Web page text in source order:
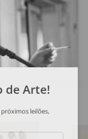
de Arte!
leilões,